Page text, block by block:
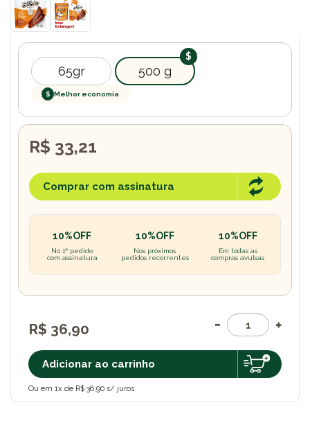
65gr 500 g
$ Melhor economia
R$ 36,90
Adicionar ao carrinho
Ou em 1x de R$ 36,90 s/ juros
R$ 33,21
Comprar com assinatura
10%OFF
No 1º pedido
com assinatura
10%OFF
Nos próximos
pedidos recorrentes
10%OFF
Em todas as
compras avulsas